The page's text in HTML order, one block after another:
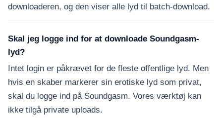
downloaderen, og den viser alle lyd til batch-download.
Skal jeg logge ind for at downloade Soundgasm-
lyd?
Intet login er påkrævet for de fleste offentlige lyd. Men
hvis en skaber markerer sin erotiske lyd som privat,
skal du logge ind på Soundgasm. Vores værktøj kan
ikke tilgå private uploads.